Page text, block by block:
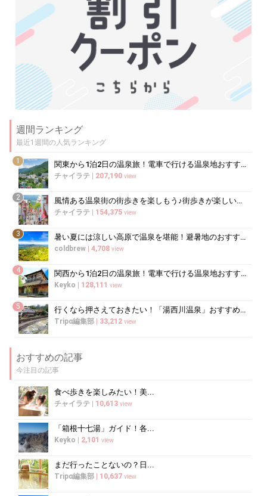
週間ランキング
最近1週間の人気ランキング
1 関東から1泊2日の温泉旅！電車で行ける温泉地おすすめ15選
チャイラテ 207,190 view
2 風情ある温泉街の街歩きを楽しもう♪街歩きが楽しい温泉地10選
チャイラテ 154,375 view
3 暑い夏には涼しい高原で温泉を堪能！避暑地のおすすめ温泉10選
coldbrew 4,708 view
4 関西から1泊2日の温泉旅！電車で行ける温泉地おすすめ12選
Keyko 128,111 view
5 行くなら押さえておきたい！「湯西川温泉」おすすめ観光スポット
Tripα編集部 33,212 view
おすすめの記事
今注目の記事
食べ歩きを楽しみたい！美...
チャイラテ 10,613 view
「箱根十七湯」ガイド！各...
Keyko 2,101 view
まだ行ったことないの？日...
Tripα編集部 10,637 view